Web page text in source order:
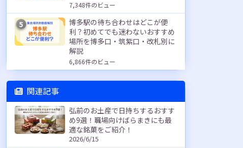
7,348件のビュー
5
博多駅の待ち合わせはどこが便
利？初めてでも迷わないおすすめ
場所を博多口・筑紫口・改札別に
解説
6,866件のビュー
関連記事
弘前のお土産で日持ちするおすす
め9選！職場向けばらまきにも最
適な銘菓をご紹介！
2026/6/15